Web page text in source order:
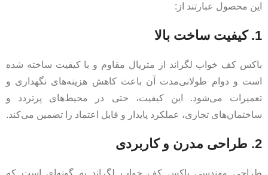
این محصول عبارتند از:
1. کیفیت ساخت بالا
باکس کف خواب لگراند از متریال مقاوم و با کیفیت ساخته شده
است و دوام طولانی‌مدت آن باعث کاهش هزینه‌های نگهداری و
تعمیرات می‌شود. این کیفیت، حتی در محیط‌های پرتردد و
ساختمان‌های تجاری، عملکرد پایدار و قابل اعتماد را تضمین می‌کند.
2. طراحی مدرن و کاربردی
طراحی مهندسی باکس کف خواب لگراند به گونه‌ای است که